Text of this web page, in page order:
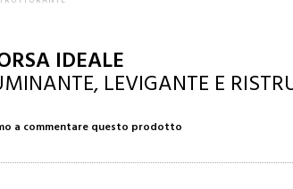
IDEALE
LEVIGANTE E
a commentare questo prodotto